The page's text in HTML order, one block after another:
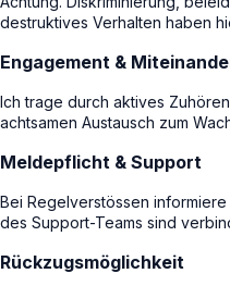
destruktives Verhalten haben
Engagement &
Ich trage durch aktives
achtsamen Austausch zum
Meldepflicht & Support
Bei Regelverstössen
des Support-Teams sind
Rückzugsmöglichkeit